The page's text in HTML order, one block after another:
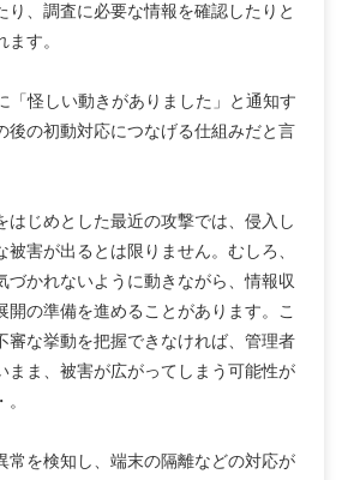
り、調査に必要な情報を確認したりと
す。
「怪しい動きがありました」と通知す
後の初動対応につなげる仕組みだと言
はじめとした最近の攻撃では、侵入し
被害が出るとは限りません。むしろ、
づかれないように動きながら、情報収
開の準備を進めることがあります。こ
審な挙動を把握できなければ、管理者
まま、被害が広がってしまう可能性が
常を検知し、端末の隔離などの対応が